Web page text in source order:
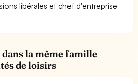
libérales et chef d'entreprise
la même famille
de loisirs